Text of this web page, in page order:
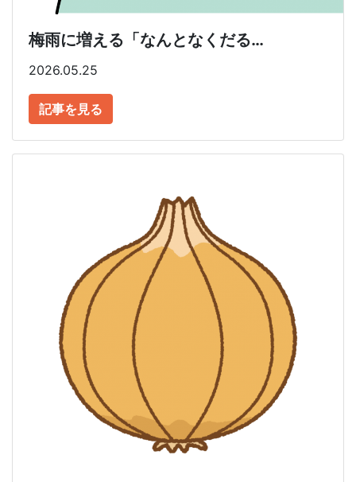
梅雨に増える「なんとなくだる…
2026.05.25
記事を見る